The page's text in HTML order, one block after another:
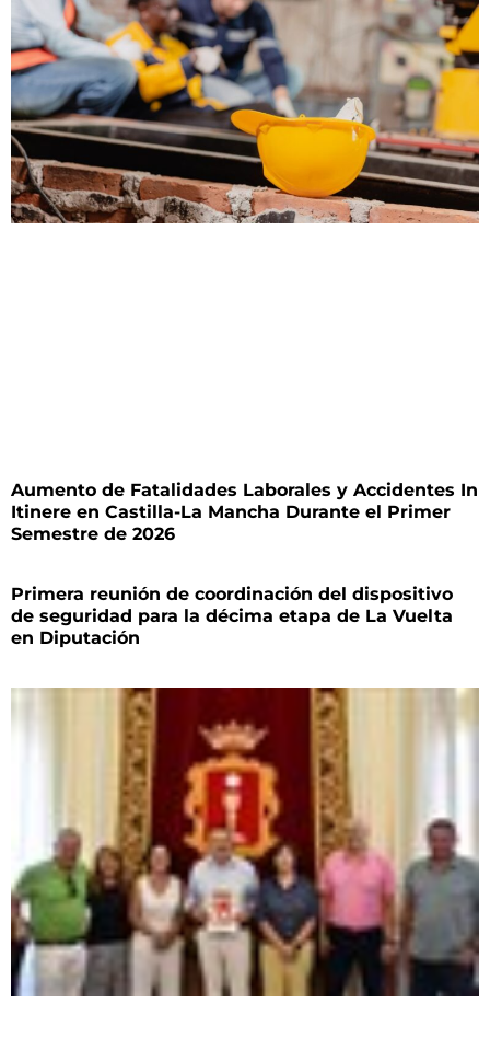
Aumento de Fatalidades Laborales y Accidentes In
Itinere en Castilla-La Mancha Durante el Primer
Semestre de 2026
Primera reunión de coordinación del dispositivo
de seguridad para la décima etapa de La Vuelta
en Diputación